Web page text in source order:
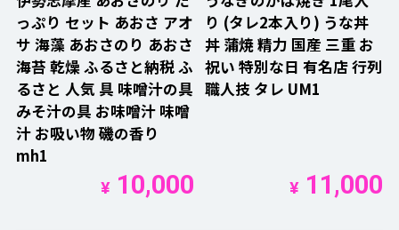
っぷり セット あおさ アオ
サ 海藻 あおさのり あおさ
海苔 乾燥 ふるさと納税 ふ
るさと 人気 具 味噌汁の具
みそ汁の具 お味噌汁 味噌
汁 お吸い物 磯の香り
mh1
¥10,000
り (タレ2本入り) うな丼
丼 蒲焼 精力 国産 三重 お
祝い 特別な日 有名店 行列
職人技 タレ UM1
¥11,000